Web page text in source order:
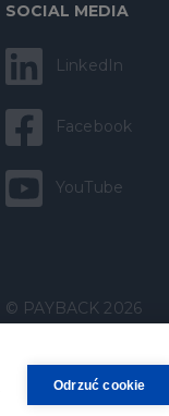
SOCIAL MEDIA
LinkedIn
Facebook
YouTube
© PAYBACK 2026
Odrzuć cookie